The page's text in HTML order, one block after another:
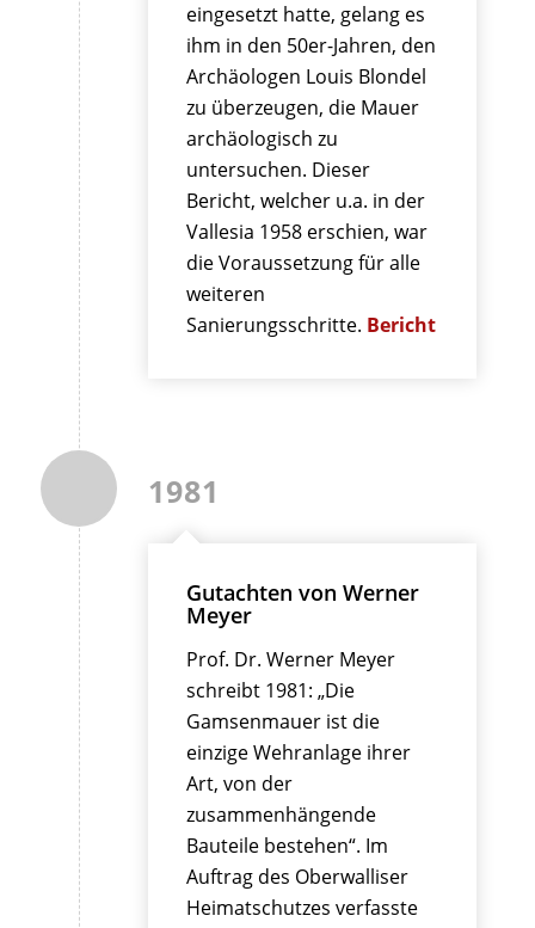
eingesetzt hatte, gelang es
ihm in den 50er-Jahren, den
Archäologen Louis Blondel
zu überzeugen, die Mauer
archäologisch zu
untersuchen. Dieser
Bericht, welcher u.a. in der
Vallesia 1958 erschien, war
die Voraussetzung für alle
weiteren
Sanierungsschritte. Bericht
1981
Gutachten von Werner
Meyer
Prof. Dr. Werner Meyer
schreibt 1981: „Die
Gamsenmauer ist die
einzige Wehranlage ihrer
Art, von der
zusammenhängende
Bauteile bestehen“. Im
Auftrag des Oberwalliser
Heimatschutzes verfasste